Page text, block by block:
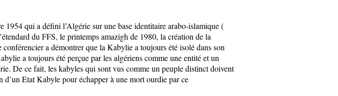
qui a défini l’Algérie sur une base identitaire arabo-islamique (
du FFS, le printemps amazigh de 1980, la création de la
a démontrer que la Kabylie a toujours été isolé dans son
a toujours été perçue par les algériens comme une entité et un
De ce fait, les kabyles qui sont vus comme un peuple distinct doivent
d’un Etat Kabyle pour échapper à une mort ourdie par ce